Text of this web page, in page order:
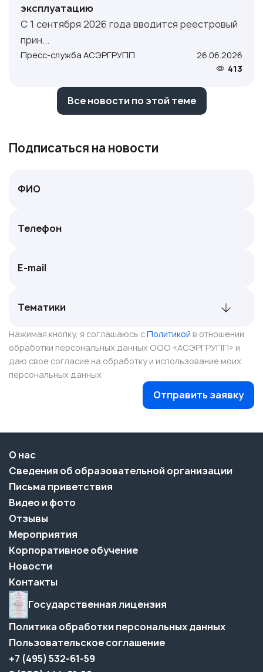
эксплуатацию
С 1 сентября 2026 года вводится реестровый
прин...
Пресс-служба АСЭРГРУПП
26.06.2026
413
Все новости по этой теме
Подписаться на новости
Нажимая кнопку, я соглашаюсь сПолитикой в отношении
обработки персональных данных ООО «АСЭРГРУПП» и
даю свое согласие на обработку и использование моих
персональных данных
Отправить заявку
О нас
Сведения об образовательной организации
Письма приветствия
Видео и фото
Отзывы
Мероприятия
Корпоративное обучение
Новости
Контакты
Государственная лицензия
Политика обработки персональных данных
Пользовательское соглашение
+7 (495) 532-61-59